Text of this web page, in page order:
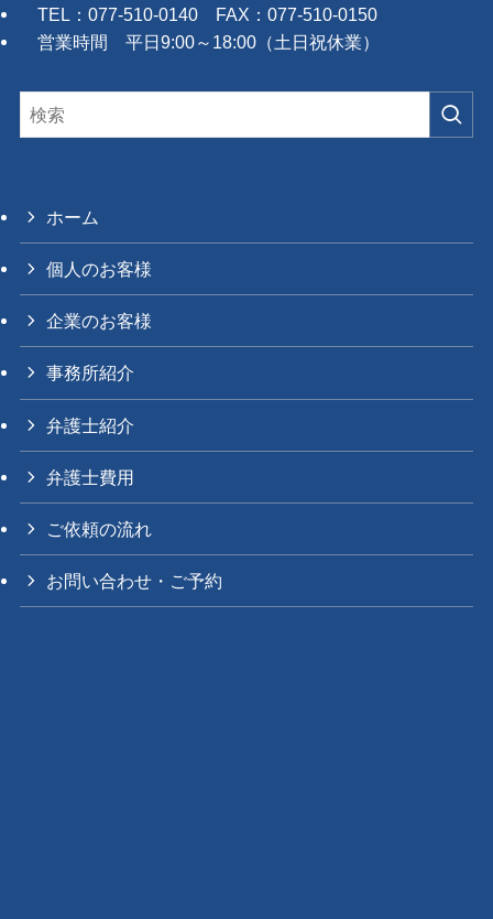
TEL：077-510-0140 FAX：077-510-0150
営業時間 平日9:00～18:00（土日祝休業）
ホーム
個人のお客様
企業のお客様
事務所紹介
弁護士紹介
弁護士費用
ご依頼の流れ
お問い合わせ・ご予約